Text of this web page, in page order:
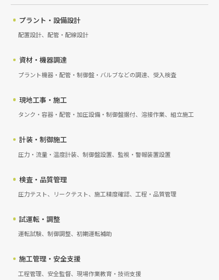
プラント・設備設計
配置設計、配管・配線設計
資材・機器調達
プラント機器・配管・制御盤・バルブなどの調達、受入検査
現地工事・施工
タンク・容器・配管・加圧設備・制御盤据付、溶接作業、組立施工
計装・制御施工
圧力・流量・温度計装、制御盤設置、監視・警報装置設置
検査・品質管理
圧力テスト、リークテスト、施工精度確認、工程・品質管理
試運転・調整
運転試験、制御調整、初期運転補助
施工管理・安全支援
工程管理、安全監督、現場作業教育・技術支援